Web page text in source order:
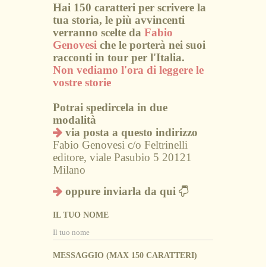
Hai 150 caratteri per scrivere la
tua storia, le più avvincenti
verranno scelte da Fabio
Genovesi che le porterà nei suoi
racconti in tour per l'Italia.
Non vediamo l'ora di leggere le
vostre storie
Potrai spedircela in due
modalità
via posta a questo indirizzo
Fabio Genovesi c/o Feltrinelli
editore, viale Pasubio 5 20121
Milano
oppure inviarla da qui
IL TUO NOME
MESSAGGIO (MAX 150 CARATTERI)